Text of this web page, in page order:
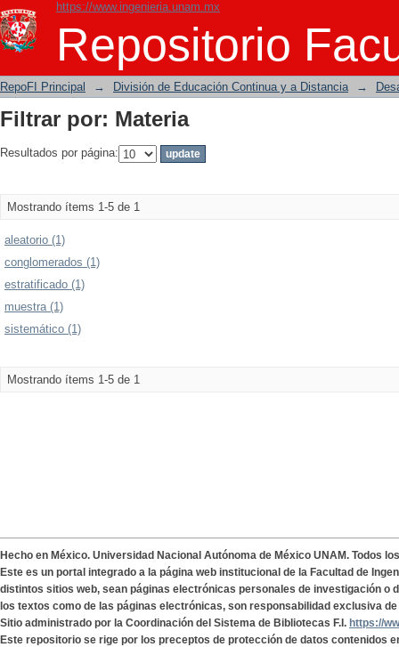
https://www.ingenieria.unam.mx
Repositorio
Filtrar por: Materia
RepoFI Principal → División de Educación Continua y a Distancia →
Filtrar por: Materia
Resultados por página:
Mostrando ítems 1-5 de 1
aleatorio (1)
conglomerados (1)
estratificado (1)
muestra (1)
sistemático (1)
Mostrando ítems 1-5 de 1
Hecho en México. Universidad Nacional Autónoma de México UNAM. Todos
Este es un portal integrado a la página web institucional de la Facultad de
distintos sitios web, sean páginas electrónicas personales de investigación o
los textos como de las páginas electrónicas, son responsabilidad exclusiva
Sitio administrado por la Coordinación del Sistema de Bibliotecas F.I. https://
Este repositorio se rige por los preceptos de protección de datos contenidos